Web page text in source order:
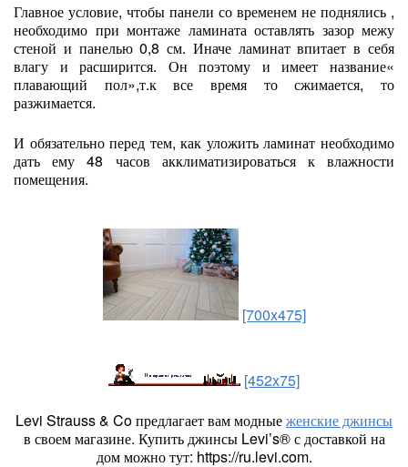
Главное условие, чтобы панели со временем не поднялись ,
необходимо при монтаже ламината оставлять зазор межу
стеной и панелью 0,8 см. Иначе ламинат впитает в себя
влагу и расширится. Он поэтому и имеет название«
плавающий пол»,т.к все время то сжимается, то
разжимается.
И обязательно перед тем, как уложить ламинат необходимо
дать ему 48 часов акклиматизироваться к влажности
помещения.
[700x475]
[452x75]
Levi Strauss & Co предлагает вам модныеженские джинсы
в своем магазине. Купить джинсы Levi’s® с доставкой на
дом можно тут: https://ru.levi.com.